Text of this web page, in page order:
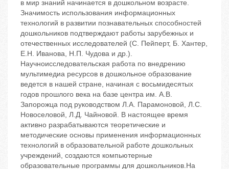
в мир знаний начинается в дошкольном возрасте.
Значимость использования информационных
технологий в развитии познавательных способностей
дошкольников подтверждают работы зарубежных и
отечественных исследователей (С. Пейперт, Б. Хантер,
Е.Н. Иванова, Н.П. Чудова и др.).
Научноисследовательская работа по внедрению
мультимедиа ресурсов в дошкольное образование
ведется в нашей стране, начиная с восьмидесятых
годов прошлого века на базе центра им. А.В.
Запорожца под руководством Л.А. Парамоновой, Л.С.
Новоселовой, Л.Д. Чайновой. В настоящее время
активно разрабатываются теоретические и
методические основы применения информационных
технологий в образовательной работе дошкольных
учреждений, создаются компьютерные
образовательные программы для дошкольников.На